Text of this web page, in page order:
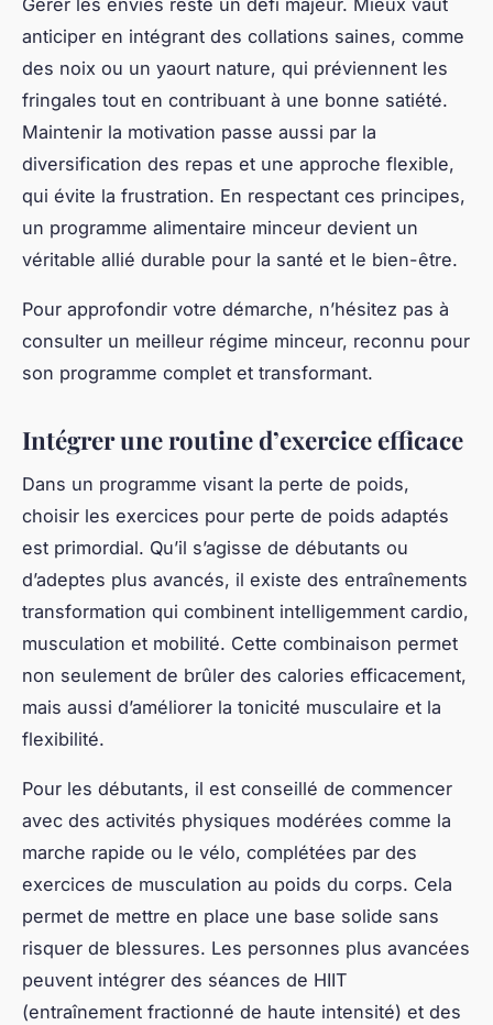
continuellement le métabolisme, favorisant ainsi
une transformation durable. Une approche
équilibrée entre les phases intenses et la
récupération garantit des résultats optimaux tout en
préservant la motivation.
Pour ceux qui souhaitent aller plus loin, l’adoption
d’un meilleur régime minceur en parallèle d’une
activité physique régulière amplifie les bénéfices.
clé d’une transformation réussie.
Stratégies de motivation et gestion des
Petite pause avant d'approfondir
Rester motivé durant une perte de poids est
souvent le plus grand défi. La motivation perte de
poids est essentielle pour maintenir les efforts sur
le long terme, surtout face aux obstacles
inévitables. Pour cela, il est crucial d’adopter des
habitudes santé qui soutiennent durablement votre
objectif, plutôt que de compter uniquement sur la
volonté passagère.
Quand surviennent les plateaux, ces phases où le
poids stagne malgré les efforts fournis, savoir
comment surmonter les plateaux devient
indispensable. Il ne s’agit pas de quitter le
programme, mais plutôt d’ajuster ses habitudes
santé, par exemple en variant les exercices, en
réévaluant ses apports caloriques, ou en améliorant
la qualité du sommeil. Ces ajustements permettent